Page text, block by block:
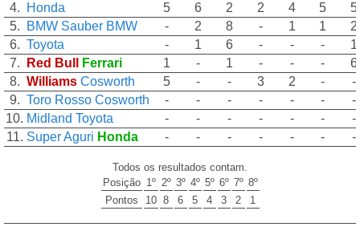
4.
Honda 5 6 2 2 4 5
5
5.
BMW Sauber BMW - 2 8 - 1 1
2
6. Toyota - 1 6 - - -
1
7.
Red Bull Ferrari 1 - 1 - - -
6
8. Williams Cosworth 5 - - 3 2 -
-
9. Toro Rosso Cosworth - - - - - -
-
10. Midland Toyota - - - - - -
-
11. Super Aguri Honda - - - - - - -
Todos os resultados contam.
Posição 1º 2º 3º 4º 5º 6º 7º 8º
Pontos
10 8 6 5 4 3 2 1